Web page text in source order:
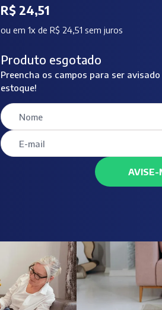
R$ 24,51
ouem 1x de R$ 24,51 sem juros
Produto esgotado
Preencha os campos para ser
estoque!
AVISE-